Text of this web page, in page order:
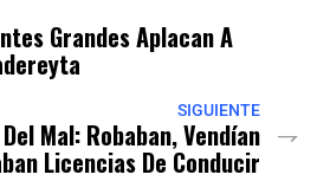
Grandes Aplacan A
SIGUIENTE
Mal: Robaban, Vendían
Licencias De Conducir